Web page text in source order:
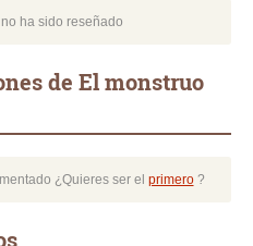
ha sido reseñado
de El monstruo
¿Quieres ser el primero?